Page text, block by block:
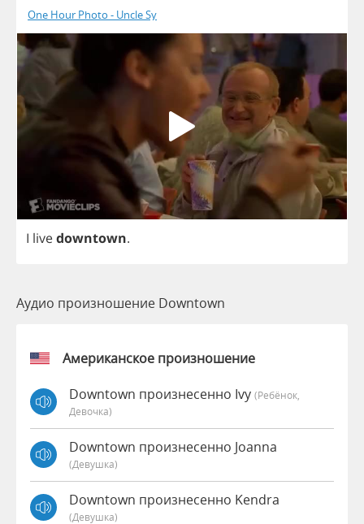
One Hour Photo - Uncle Sy
I livedowntown.
Аудио произношение Downtown
Американское произношение
Downtown произнесенно Ivy (Ребёнок,
Девочка)
Downtown произнесенно Joanna
(девушка)
Downtown произнесенно Kendra
(девушка)